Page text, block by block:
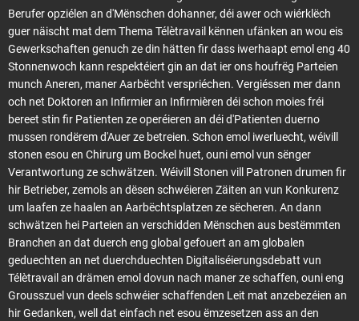
Berufer opziélen an d'Mënschen dohanner, déi awer och wiérklëch
guer näischt mat dem Thema Télètravail kënnen ufänken an wou eis
Gewerkschaften genuch ze din hätten fir dass iwerhaapt emol eng 40
Stonnenwoch kann respektéiert gin an dat ier ons houfrëg Parteien
munch Aneren, maner Aarbëcht verspriéchen. Vergiéssen mer dann
och net Doktoren an Infirmier an Infirmièren déi schon moies fréi
bereet stin fir Patienten ze operéieren an déi d'Patienten duerno
mussen rondërem d'Auer ze betreien. Schon emol iwerluecht, wéivill
stonen esou en Chirurg um Bockel huet, ouni emol vun sënger
Verantwortung ze schwätzen. Wéivill Stonen vill Patronen drumen fir
hir Betrieber, zemols an dësen schwéieren Zäiten an vun Konkurenz
um laafen ze haalen an Aarbëchtsplatzen ze sëcheren. An dann
schwätzen hei Parteien an verschidden Mënschen aus bestëmmten
Branchen an dat duerch eng global gefouert an am globalen
geduechten an net duerchduechten Digitaliséierungsdebatt vun
Télètravail an drämen emol dovun nach maner ze schaffen, ouni eng
Grousszuel vun deels schwéier schaffenden Leit mat anzebezéien an
hir Gedanken, well dat einfach net esou ëmzesetzen ass an den